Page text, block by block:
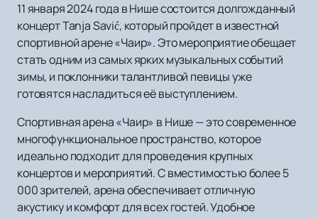
11 января 2024 года в Нише состоится долгожданный
концерт Tanja Savić, который пройдет в известной
спортивной арене «Чаир». Это мероприятие обещает
стать одним из самых ярких музыкальных событий
зимы, и поклонники талантливой певицы уже
готовятся насладиться её выступлением.
Спортивная арена «Чаир» в Нише — это современное
многофункциональное пространство, которое
идеально подходит для проведения крупных
концертов и мероприятий. С вместимостью более 5
000 зрителей, арена обеспечивает отличную
акустику и комфорт для всех гостей. Удобное